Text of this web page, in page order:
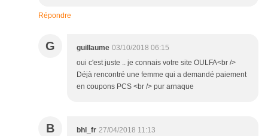
Répondre
G guillaume 03/10/2018 06:15
oui c'est juste .. je connais votre site OULFA<br />
Déjà rencontré une femme qui a demandé paiement
en coupons PCS <br /> pur arnaque
B bhl_fr 27/04/2018 11:13